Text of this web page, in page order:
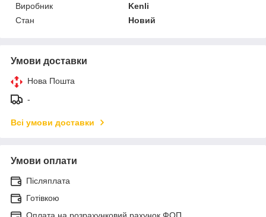
Виробник
Kenli
Стан
Новий
Умови доставки
Нова Пошта
-
Всі умови доставки
Умови оплати
Післяплата
Готівкою
Оплата на розрахунковий рахунок ФОП